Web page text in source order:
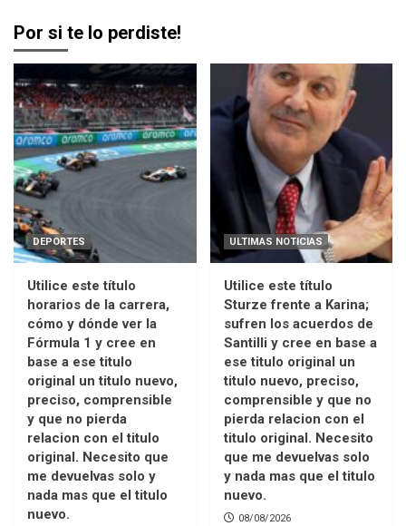
Por si te lo perdiste!
DEPORTES
Utilice este título
horarios de la carrera,
cómo y dónde ver la
Fórmula 1 y cree en
base a ese titulo
original un titulo nuevo,
preciso, comprensible
y que no pierda
relacion con el titulo
original. Necesito que
me devuelvas solo y
nada mas que el titulo
nuevo.
ULTIMAS NOTICIAS
Utilice este título
Sturze frente a Karina;
sufren los acuerdos de
Santilli y cree en base a
ese titulo original un
titulo nuevo, preciso,
comprensible y que no
pierda relacion con el
titulo original. Necesito
que me devuelvas solo
y nada mas que el titulo
nuevo.
08/08/2026